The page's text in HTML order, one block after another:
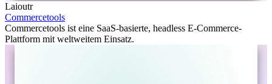
Laioutr
Commercetools
Commercetools ist eine SaaS-basierte, headless E-Commerce-
Plattform mit weltweitem Einsatz.